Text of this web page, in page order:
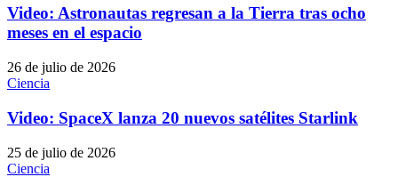
Video: Astronautas regresan a la Tierra tras ocho
meses en el espacio
26 de julio de 2026
Ciencia
Video: SpaceX lanza 20 nuevos satélites Starlink
25 de julio de 2026
Ciencia